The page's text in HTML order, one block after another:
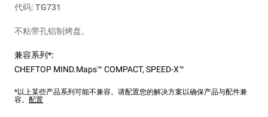
代码: TG731
不粘带孔铝制烤盘。
兼容系列*:
CHEFTOP MIND.Maps™ COMPACT, SPEED-X™
*以上某些产品系列可能不兼容。请配置您的解决方案以确保产品与配件兼
容。 配置